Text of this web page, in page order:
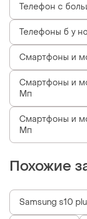
Телефон с
Телефоны б у
Смартфоны и
Смартфоны и
Мп
Смартфоны и
Мп
Похожие
Samsung s10